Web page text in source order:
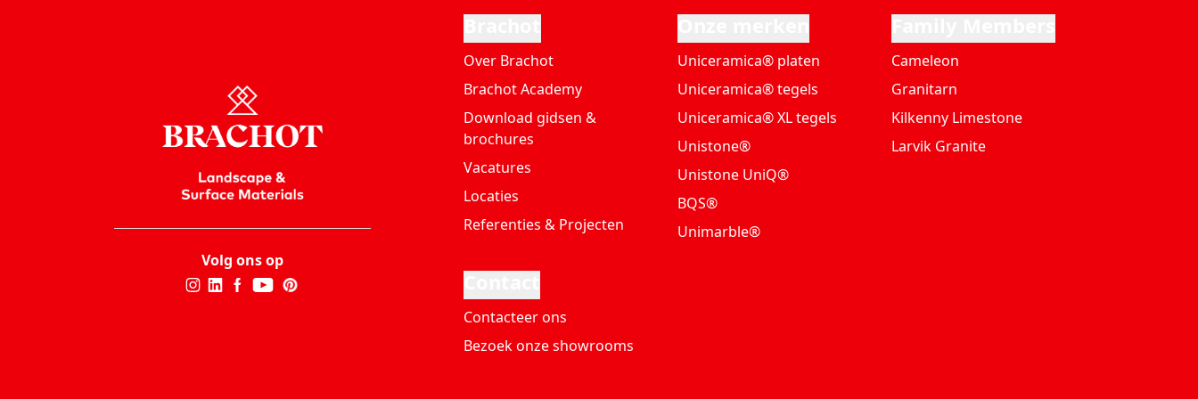
Volg ons op
Over Brachot
Brachot Academy
Download gidsen &
brochures
Vacatures
Locaties
Referenties & Projecten
Uniceramica® platen
Uniceramica® tegels
Uniceramica® XL tegels
Unistone®
Unistone UniQ®
BQS®
Unimarble®
Cameleon
Granitarn
Kilkenny Limestone
Larvik Granite
Contacteer ons
Bezoek onze showrooms